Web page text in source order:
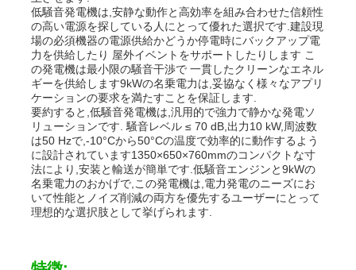
会社案内
品質管理
お問い合わせ
ニュース
すべての場合
見積依頼
低騒音発電機は,安静な動作と高効率を組み合わせた信頼性
の高い電源を探している人にとって優れた選択です.建設現
場の必須機器の電源供給かどうか停電時にバックアップ電
力を供給したり 屋外イベントをサポートしたりします こ
の発電機は最小限の騒音干渉で 一貫したクリーンなエネル
ギーを供給します9kWの名乗電力は,妥協なく様々なアプリ
ケーションの要求を満たすことを保証します.
要約すると,低騒音発電機は,汎用的で強力で静かな発電ソ
リューションです. 騒音レベル ≤ 70 dB,出力10 kW,周波数
は50 Hzで,-10°Cから50°Cの温度で効率的に動作するよう
に設計されています1350×650×760mmのコンパクトな寸
法により,安装と輸送が簡単です.低騒音エンジンと9kWの
名乗電力のおかげで,この発電機は,電力発電のニーズにお
いて性能とノイズ削減の両方を優先するユーザーにとって
理想的な選択肢として挙げられます.